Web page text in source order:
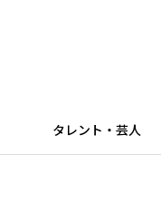
タレント・芸人